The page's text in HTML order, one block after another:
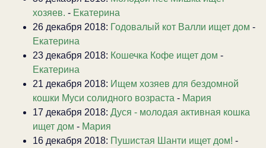
хозяев. - Екатерина
26 декабря 2018: Годовалый кот Валли ищет дом -
Екатерина
23 декабря 2018: Кошечка Кофе ищет дом -
Екатерина
21 декабря 2018: Ищем хозяев для бездомной
кошки Муси солидного возраста - Мария
17 декабря 2018: Дуся - молодая активная кошка
ищет дом - Мария
16 декабря 2018: Пушистая Шанти ищет дом! -